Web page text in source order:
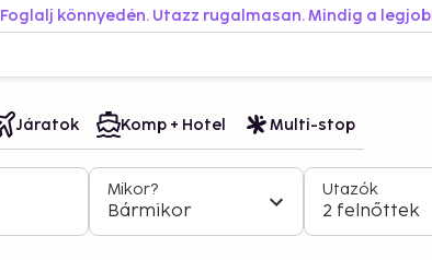
Foglalj könnyedén. Utazz rugalmasan. Mindig a
Járatok Komp + Hotel Multi-stop
Mikor?
Bármikor
Utazók
2 felnőttek